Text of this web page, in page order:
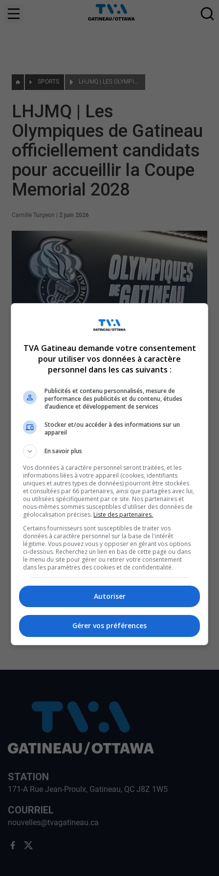
SPORTS LHJMQ | LES OLYMPIQUES DE GATINEAU OFFICIELLEMENT CANDIDATS POUR ACCUEILLIR LA COUPE MEMORIAL 2028
LHJMQ | Les
Olympiques de Gatineau
officiellement candidats
pour accueillir la Coupe
Memorial 2028
Camille Turgeon 2 juin 2026
Tous les documents ont été envoyés à la
LHJMQ. Si Gatineau est choisie, ce sera la
première fois qu’elle reçoit ce tournoi depuis
1997.
Les villes de Québec et Moncton seraient aussi
intéressées, et le nom du Régiment de Terre-Neuve
circule également.
final sera fait en septembre prochain.
À lire aussi :
LHJMQ | Rehausser le rendement des Olympiques de
Gatineau
Gatineau accueillera le Match des Espoirs LHJMQ
2026
Le Centre Slush Puppie aménage un espace muséal
en l’honneur du Centre Robert-Guertin
X
SOUTENIR NOS MÉDIAS, C’EST PROTÉGER NOTRE
CULTURE ET NOTRE ÉCONOMIE
STATION
171-A Rue Jean-Proulx, Gatineau, QC J8Z 1W5
COURRIEL
nouvelles@tvagatineau.ca
TVA Gatineau demande votre consentement
pour utiliser vos données à caractère
personnel dans les cas suivants :
Publicités et contenu personnalisés, mesure de
performance des publicités et du contenu, études
d’audience et développement de services
Stocker et/ou accéder à des informations sur un
appareil
En savoir plus
Vos données à caractère personnel seront traitées, et les
informations liées à votre appareil (cookies, identifiants
uniques et autres types de données) pourront être stockées
et consultées par 66 partenaires, ainsi que partagées avec lui,
ou utilisées spécifiquement par ce site. Nos partenaires et
nous-mêmes sommes susceptibles d'utiliser des données de
géolocalisation précises. Liste des partenaires.
Certains fournisseurs sont susceptibles de traiter vos
données à caractère personnel sur la base de l'intérêt
légitime. Vous pouvez vous y opposer en gérant vos options
ci-dessous. Recherchez un lien en bas de cette page ou dans
le menu du site pour gérer ou retirer votre consentement
dans les paramètres des cookies et de confidentialité.
Autoriser
Gérer vos préférences